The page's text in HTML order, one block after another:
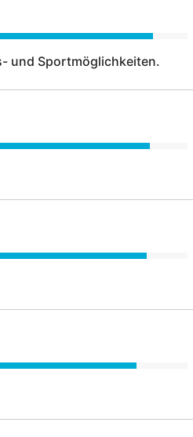
und Sportmöglichkeiten.